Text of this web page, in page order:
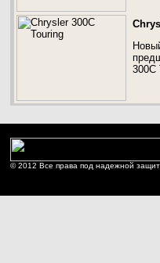
300C
© 2012 Все права под надежной